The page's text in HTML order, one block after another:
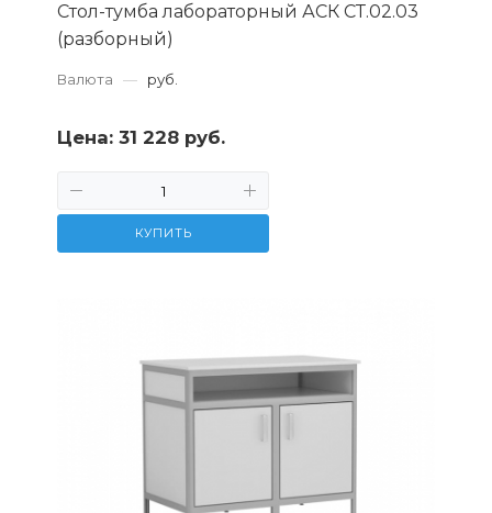
Стол-тумба лабораторный АСК СТ.02.03
(разборный)
Валюта — руб.
Цена: 31 228 руб.
КУПИТЬ